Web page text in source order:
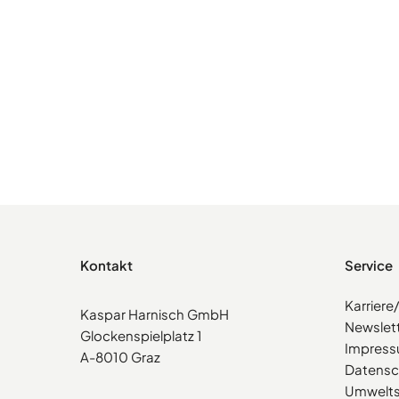
Kontakt
Kaspar Harnisch GmbH
Glockenspielplatz 1
A-8010 Graz
Service